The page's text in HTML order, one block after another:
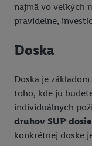
najmä vo veľkých
pravidelne,
Doska
Doska je
toho, kde ju
individuálnych
druhov SUP
konkrétnej doske